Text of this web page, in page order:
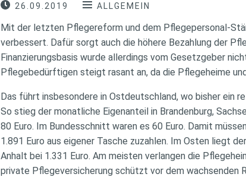
26.09.2019 ALLGEMEIN
Mit der letzten Pflegereform und dem Pflegepersonal-
verbessert. Dafür sorgt auch die höhere Bezahlung der
Finanzierungsbasis wurde allerdings vom Gesetzgeber
Pflegebedürftigen steigt rasant an, da die Pflegeheime
Das führt insbesondere in Ostdeutschland, wo bisher ein
So stieg der monatliche Eigenanteil in Brandenburg,
80 Euro. Im Bundesschnitt waren es 60 Euro. Damit
1.891 Euro aus eigener Tasche zuzahlen. Im Osten liegt
Anhalt bei 1.331 Euro. Am meisten verlangen die
private Pflegeversicherung schützt vor dem wachsenden